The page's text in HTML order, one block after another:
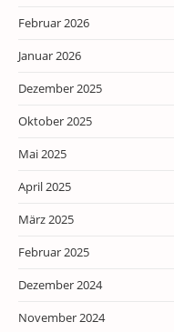
Februar 2026
Januar 2026
Dezember 2025
Oktober 2025
Mai 2025
April 2025
März 2025
Februar 2025
Dezember 2024
November 2024